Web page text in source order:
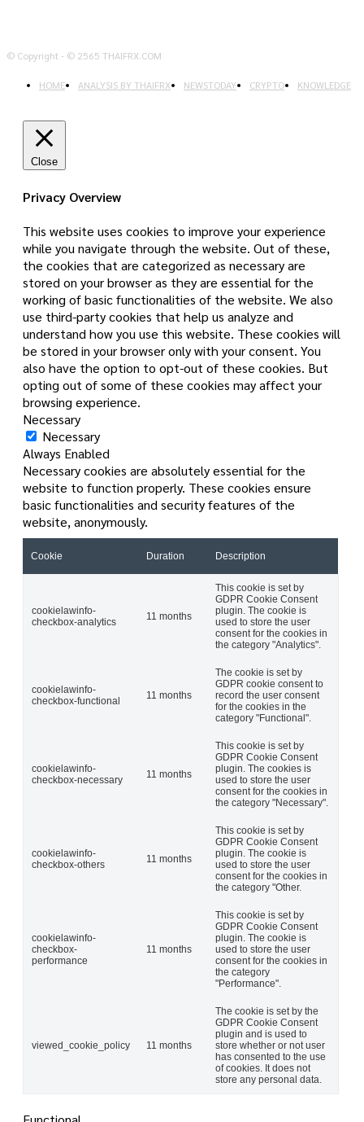
© Copyright - © 2565 THAIFRX.COM
HOME ANALYSIS BY THAIFRX NEWSTODAY CRYPTO KNOWLEDGE
Close
Privacy Overview
This website uses cookies to improve your experience
while you navigate through the website. Out of these,
the cookies that are categorized as necessary are
stored on your browser as they are essential for the
working of basic functionalities of the website. We also
use third-party cookies that help us analyze and
understand how you use this website. These cookies will
be stored in your browser only with your consent. You
also have the option to opt-out of these cookies. But
opting out of some of these cookies may affect your
browsing experience.
Necessary
Necessary
Always Enabled
Necessary cookies are absolutely essential for the
website to function properly. These cookies ensure
basic functionalities and security features of the
website, anonymously.
Cookie Duration Description
cookielawinfo-
checkbox-analytics
11 months
This cookie is set by
GDPR Cookie Consent
plugin. The cookie is
used to store the user
consent for the cookies in
the category "Analytics".
cookielawinfo-
checkbox-functional
11 months
The cookie is set by
GDPR cookie consent to
record the user consent
for the cookies in the
category "Functional".
cookielawinfo-
checkbox-necessary
11 months
This cookie is set by
GDPR Cookie Consent
plugin. The cookies is
used to store the user
consent for the cookies in
the category "Necessary".
cookielawinfo-
checkbox-others
11 months
This cookie is set by
GDPR Cookie Consent
plugin. The cookie is
used to store the user
consent for the cookies in
the category "Other.
cookielawinfo-
checkbox-
performance
11 months
This cookie is set by
GDPR Cookie Consent
plugin. The cookie is
used to store the user
consent for the cookies in
the category
"Performance".
viewed_cookie_policy 11 months
The cookie is set by the
GDPR Cookie Consent
plugin and is used to
store whether or not user
has consented to the use
of cookies. It does not
store any personal data.